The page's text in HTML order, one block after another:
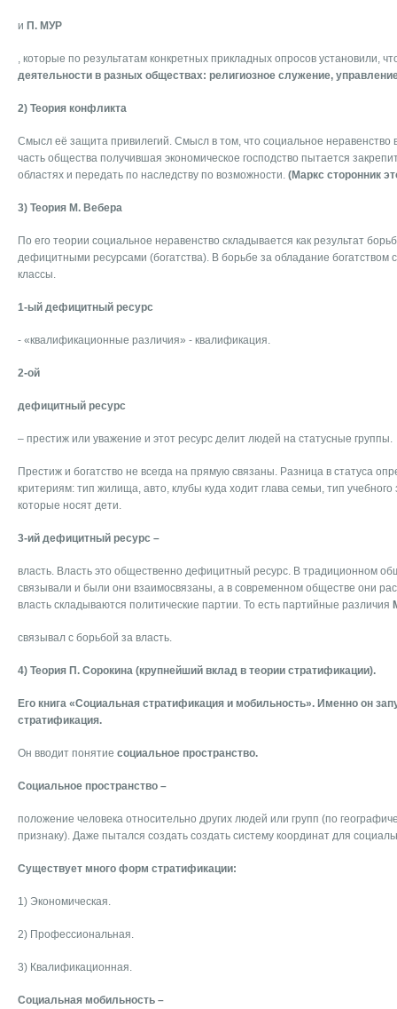
и П. МУР
, которые по результатам конкретных прикладных опросов установили,
деятельности в разных обществах: религиозное служение,
2) Теория конфликта
Смысл её защита привилегий. Смысл в том, что социальное неравенство
часть общества получившая экономическое господство пытается
областях и передать по наследству по возможности. (Маркс сторонник
3) Теория М. Вебера
По его теории социальное неравенство складывается как результат
дефицитными ресурсами (богатства). В борьбе за обладание богатством
классы.
1-ый дефицитный ресурс
- «квалификационные различия» - квалификация.
2-ой
дефицитный ресурс
– престиж или уважение и этот ресурс делит людей на статусные группы.
Престиж и богатство не всегда на прямую связаны. Разница в статуса
критериям: тип жилища, авто, клубы куда ходит глава семьи, тип
которые носят дети.
3-ий дефицитный ресурс –
власть. Власть это общественно дефицитный ресурс. В традиционном
связывали и были они взаимосвязаны, а в современном обществе они
власть складываются политические партии. То есть партийные различия
связывал с борьбой за власть.
4) Теория П. Сорокина (крупнейший вклад в теории стратификации).
Его книга «Социальная стратификация и мобильность». Именно он
стратификация.
Он вводит понятие социальное пространство.
Социальное пространство –
положение человека относительно других людей или групп (по
признаку). Даже пытался создать создать систему координат для
Существует много форм стратификации:
1) Экономическая.
2) Профессиональная.
3) Квалификационная.
Социальная мобильность –